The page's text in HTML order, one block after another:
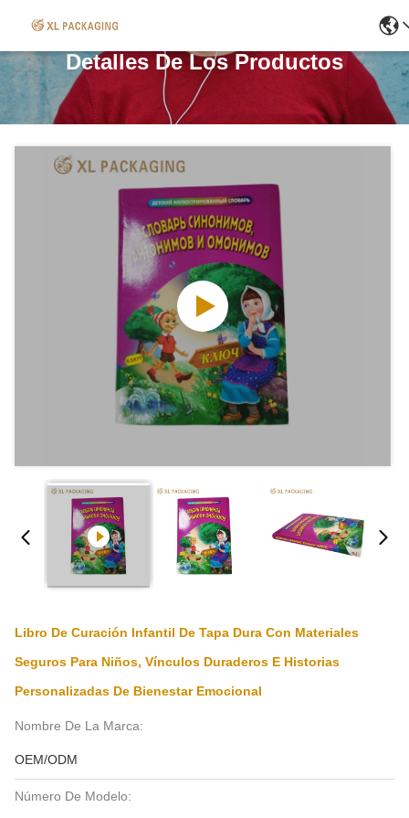
Detalles De Los Productos
Libro De Curación Infantil De Tapa Dura Con Materiales
Seguros Para Niños, Vínculos Duraderos E Historias
Personalizadas De Bienestar Emocional
Nombre De La Marca:
OEM/ODM
Número De Modelo: